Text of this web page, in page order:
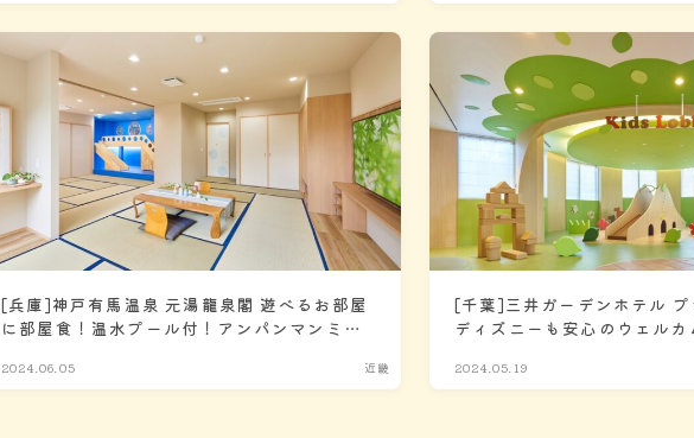
[兵庫]神戸有馬温泉 元湯龍泉閣 遊べるお部屋
に部屋食！温水プール付！アンパンマンミュ
2024.06.05 近畿
[千葉]三井ガーデンホテル プ
ディズニーも安心のウェルカ
2024.05.19